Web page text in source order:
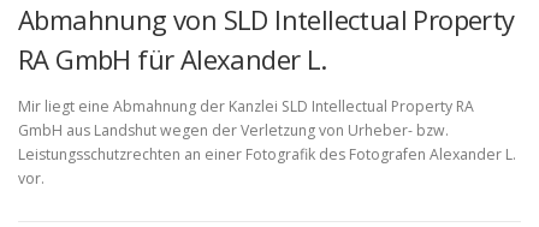
Abmahnung von SLD Intellectual Property
RA GmbH für Alexander L.
Mir liegt eine Abmahnung der Kanzlei SLD Intellectual Property RA
GmbH aus Landshut wegen der Verletzung von Urheber- bzw.
Leistungsschutzrechten an einer Fotografik des Fotografen Alexander L.
vor.